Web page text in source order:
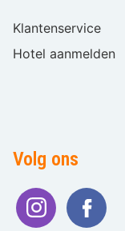
Klantenservice
Hotel aanmelden
Volg ons